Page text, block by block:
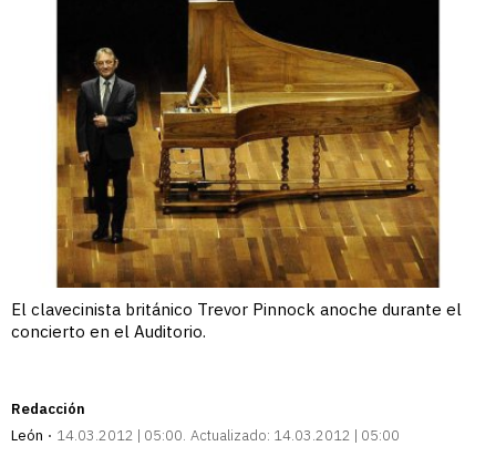
El clavecinista británico Trevor Pinnock anoche durante el
concierto en el Auditorio.
Redacción
León
14.03.2012 | 05:00 Actualizado: 14.03.2012 | 05:00